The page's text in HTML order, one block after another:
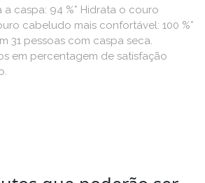
a caspa: 94 %* Hidrata o couro
cabeludo mais confortável: 100 %*
31 pessoas com caspa seca.
em percentagem de satisfação